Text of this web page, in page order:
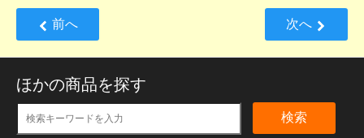
前へ 次へ
ほかの商品を探す
検索